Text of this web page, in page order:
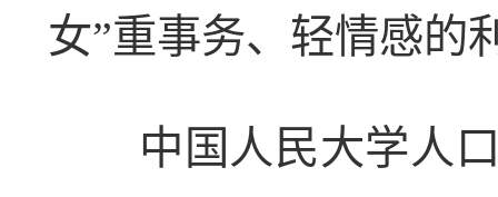
女”重事务、轻情感的
中国人民大学人口